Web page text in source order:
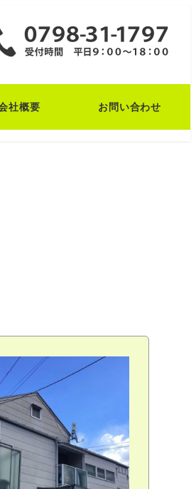
社概要 お問い合わせ